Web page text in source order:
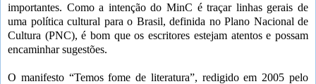
importantes. Como a intenção do MinC é traçar linhas gerais de
uma política cultural para o Brasil, definida no Plano Nacional de
Cultura (PNC), é bom que os escritores estejam atentos e possam
encaminhar sugestões.
O manifesto “Temos fome de literatura”, redigido em 2005 pelo